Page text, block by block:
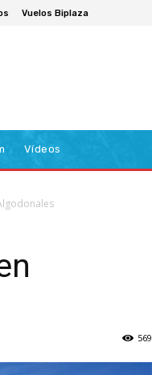
Vuelos Biplaza
Vídeos
569